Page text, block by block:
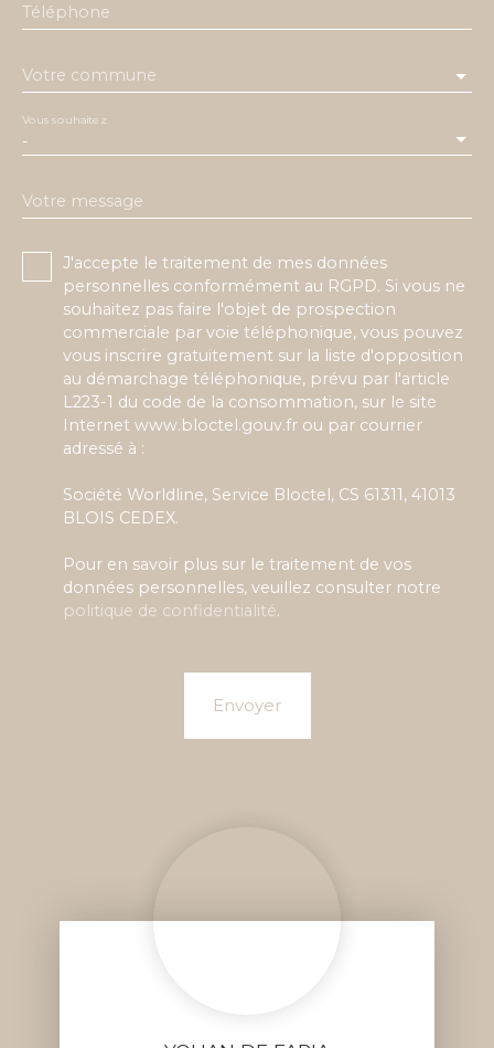
Téléphone
Votre commune
-
Vous souhaitez
Votre message
J'accepte le traitement de mes données
personnelles conformément au RGPD. Si vous ne
souhaitez pas faire l'objet de prospection
commerciale par voie téléphonique, vous pouvez
vous inscrire gratuitement sur la liste d'opposition
au démarchage téléphonique, prévu par l'article
L223-1 du code de la consommation, sur le site
Internet www.bloctel.gouv.fr ou par courrier
adressé à :
Société Worldline, Service Bloctel, CS 61311, 41013
BLOIS CEDEX.
Pour en savoir plus sur le traitement de vos
données personnelles, veuillez consulter notre
politique de confidentialité.
Envoyer